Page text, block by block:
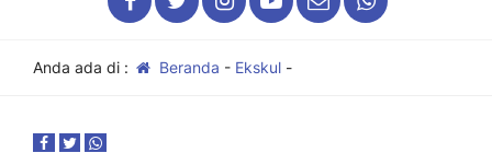
Anda ada di : Beranda - Ekskul-